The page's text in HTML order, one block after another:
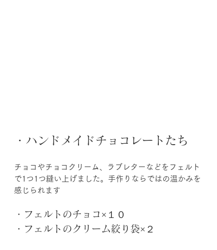
・ハンドメイドチョコレートたち
チョコやチョコクリーム、ラブレターなどをフェルト
で1つ1つ縫い上げました。手作りならではの温かみを
感じられます
・フェルトのチョコ×１０
・フェルトのクリーム絞り袋×２